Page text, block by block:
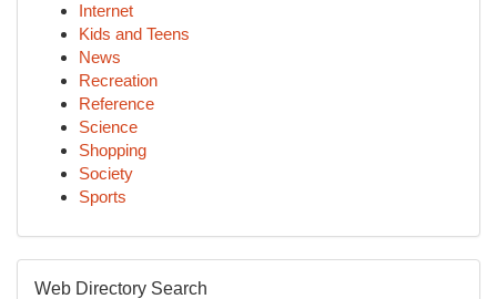
Internet
Kids and Teens
News
Recreation
Reference
Science
Shopping
Society
Sports
Web Directory Search